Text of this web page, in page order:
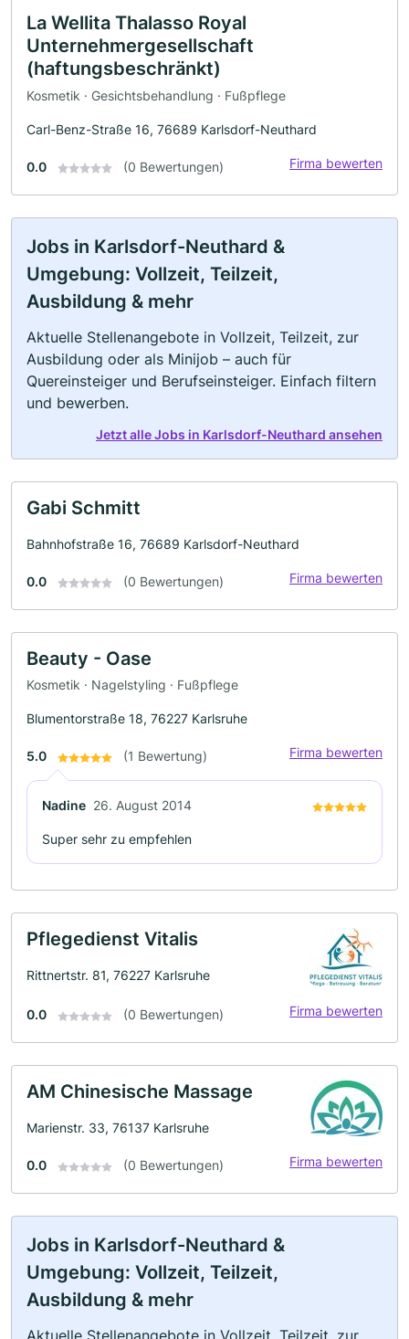
La Wellita Thalasso Royal
Unternehmergesellschaft
(haftungsbeschränkt)
Kosmetik · Gesichtsbehandlung · Fußpflege
Carl-Benz-Straße 16, 76689 Karlsdorf-Neuthard
0.0 (0 Bewertungen) Firma bewerten
Jobs in Karlsdorf-Neuthard &
Umgebung: Vollzeit, Teilzeit,
Ausbildung & mehr
Aktuelle Stellenangebote in Vollzeit, Teilzeit, zur
Ausbildung oder als Minijob – auch für
Quereinsteiger und Berufseinsteiger. Einfach filtern
und bewerben.
Jetzt alle Jobs in Karlsdorf-Neuthard ansehen
Gabi Schmitt
Bahnhofstraße 16, 76689 Karlsdorf-Neuthard
0.0 (0 Bewertungen) Firma bewerten
Beauty - Oase
Kosmetik · Nagelstyling · Fußpflege
Blumentorstraße 18, 76227 Karlsruhe
5.0 (1 Bewertung) Firma bewerten
Nadine 26. August 2014
Super sehr zu empfehlen
Pflegedienst Vitalis
Rittnertstr. 81, 76227 Karlsruhe
0.0 (0 Bewertungen) Firma bewerten
AM Chinesische Massage
Marienstr. 33, 76137 Karlsruhe
0.0 (0 Bewertungen) Firma bewerten
Jobs in Karlsdorf-Neuthard &
Umgebung: Vollzeit, Teilzeit,
Ausbildung & mehr